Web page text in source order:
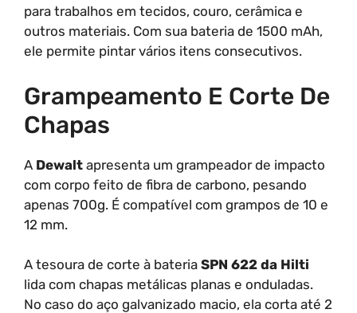
para trabalhos em tecidos, couro, cerâmica e
outros materiais. Com sua bateria de 1500 mAh,
ele permite pintar vários itens consecutivos.
Grampeamento E Corte De
Chapas
A Dewalt apresenta um grampeador de impacto
com corpo feito de fibra de carbono, pesando
apenas 700g. É compatível com grampos de 10 e
12 mm.
A tesoura de corte à bateria SPN 622 da Hilti
lida com chapas metálicas planas e onduladas.
No caso do aço galvanizado macio, ela corta até 2